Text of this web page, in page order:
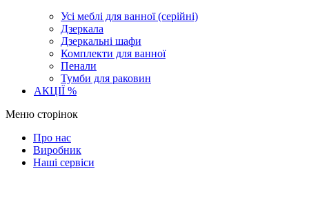
Усі меблі для ванної (серійні)
Дзеркала
Дзеркальні шафи
Комплекти для ванної
Пенали
Тумби для раковин
АКЦІЇ %
Меню сторінок
Про нас
Виробник
Наші сервіси